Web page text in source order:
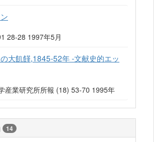
28-28 1997年5月
大飢饉,1845-52年 -文献史的エッ
産業研究所所報 (18) 53-70 1995年
14